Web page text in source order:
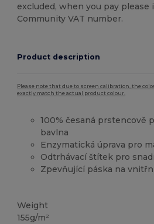
excluded, when you pay please
Community VAT number.
Product description
Please note that due to screen calibration, the
exactly match the actual product colour.
100% česaná prstencově
bavlna
Enzymatická úprava pro
Odtrhávací štítek pro
Zpevňující páska na
Weight
155g/m²